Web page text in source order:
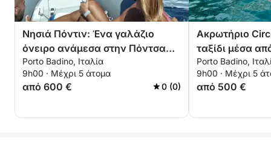
Νησιά Πόντιν: Ένα γαλάζιο
όνειρο ανάμεσα στην Πόντσα
και την Παλμαρόλα
Porto Badino, Ιταλία
9h00 · Μέχρι 5 άτομα
από 600 € 0 (0)
Ακρωτήριο
ταξίδι μέσα
θρύλους
Porto Badino,
9h00 · Μέχρι 5
από 500 €